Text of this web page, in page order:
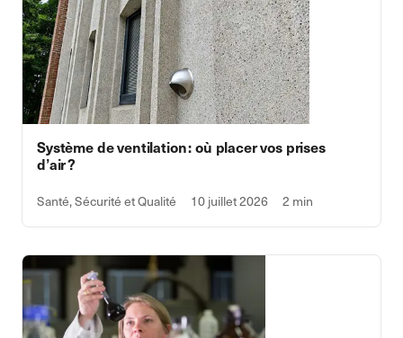
Système de ventilation : où placer vos prises
d’air ?
Santé, Sécurité et Qualité 10 juillet 2026 2 min